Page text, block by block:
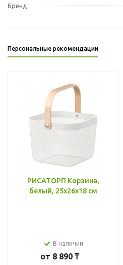
Бренд
Персональные рекомендации
РИСАТОРП Корзина,
белый, 25x26x18 см
В наличии
от 8 890 ₸